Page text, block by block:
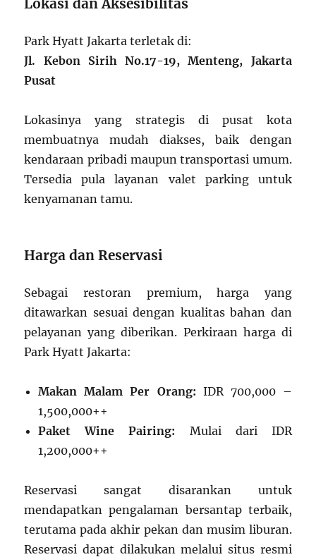
Park Hyatt Jakarta terletak di:
Jl. Kebon Sirih No.17-19, Menteng, Jakarta
Pusat
Lokasinya yang strategis di pusat kota
membuatnya mudah diakses, baik dengan
kendaraan pribadi maupun transportasi umum.
Tersedia pula layanan valet parking untuk
kenyamanan tamu.
Harga dan Reservasi
Sebagai restoran premium, harga yang
ditawarkan sesuai dengan kualitas bahan dan
pelayanan yang diberikan. Perkiraan harga di
Park Hyatt Jakarta:
Makan Malam Per Orang: IDR 700,000 –
1,500,000++
Paket Wine Pairing: Mulai dari IDR
1,200,000++
Reservasi sangat disarankan untuk
mendapatkan pengalaman bersantap terbaik,
terutama pada akhir pekan dan musim liburan.
Reservasi dapat dilakukan melalui situs resmi